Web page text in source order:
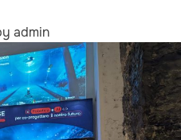
admin